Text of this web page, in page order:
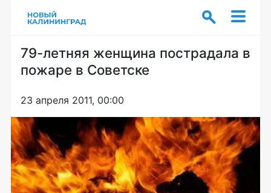
79-летняя женщина пострадала в
пожаре в Советске
23 апреля 2011, 00:00